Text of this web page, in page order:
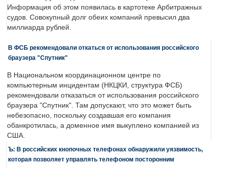
Информация об этом появилась в картотеке Арбитражных
судов. Совокупный долг обеих компаний превысил два
миллиарда рублей.
В ФСБ рекомендовали откаться от использования российского
браузера "Спутник"
В Национальном координационном центре по
компьютерным инцидентам (НКЦКИ, структура ФСБ)
рекомендовали отказаться от использования российского
браузера "Спутник". Там допускают, что это может быть
небезопасно, поскольку создавшая его компания
обанкротилась, а доменное имя выкуплено компанией из
США.
Ъ: В российских кнопочных телефонах обнаружили уязвимость,
которая позволяет управлять телефоном посторонним